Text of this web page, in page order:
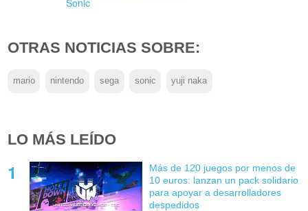
Sonic
OTRAS NOTICIAS SOBRE:
mario nintendo sega sonic yuji naka
LO MÁS LEÍDO
Más de 120 juegos por menos de
10 euros: lanzan un pack solidario
para apoyar a desarrolladores
despedidos